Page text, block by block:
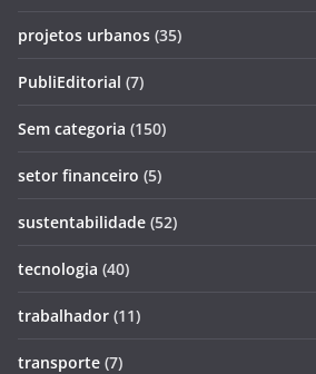
projetos urbanos (35)
PubliEditorial (7)
Sem categoria (150)
setor financeiro (5)
sustentabilidade (52)
tecnologia (40)
trabalhador (11)
transporte (7)